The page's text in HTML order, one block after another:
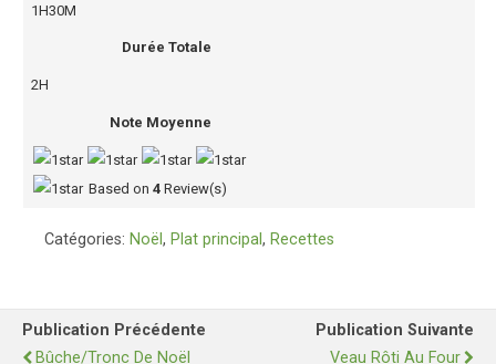
1H30M
Durée Totale
2H
Note Moyenne
Based on 4 Review(s)
Catégories: Noël , Plat principal, Recettes
Publication Précédente
Bûche/Tronc De Noël
Publication Suivante
Veau Rôti Au Four